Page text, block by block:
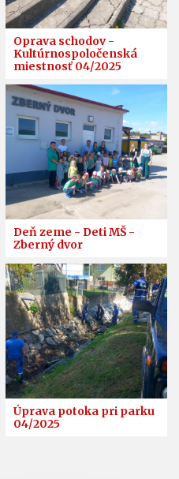
Oprava schodov -
Kultúrnospoločenská
miestnosť 04/2025
Deň zeme - Deti MŠ -
Zberný dvor
Úprava potoka pri parku
04/2025